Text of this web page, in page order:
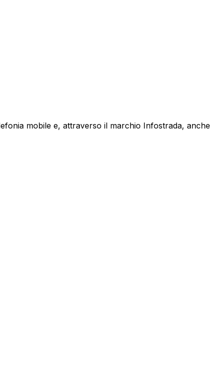
mobile e, attraverso il marchio Infostrada, anche